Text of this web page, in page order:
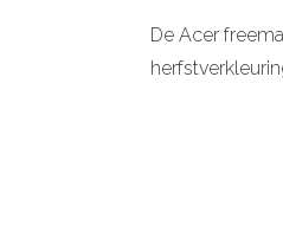
De Acer